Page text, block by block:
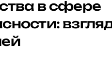
в сфере